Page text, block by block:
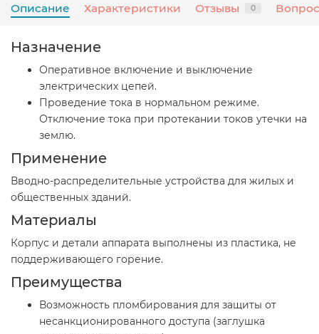
Описание Характеристики Отзывы 0
Назначение
Оперативное включение и выключение
электрических цепей.
Проведение тока в нормальном режиме.
Отключение тока при протекании токов утечки на
землю.
Применение
Вводно-распределительные устройства для жилых и
общественных зданий.
Материалы
Корпус и детали аппарата выполнены из пластика, не
поддерживающего горение.
Преимущества
Возможность пломбирования для защиты от
несанкционированного доступа (заглушка